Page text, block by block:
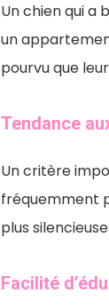
Un chien qui a
un
pourvu que
Tendance
Un critère
fréquemment
plus
Facilité